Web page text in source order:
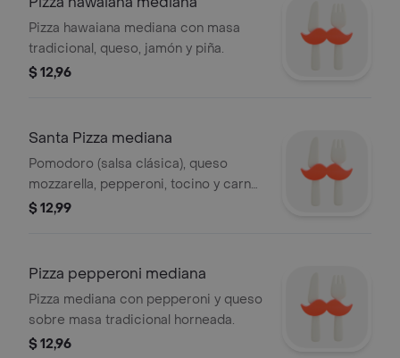
Pizza hawaiana mediana con masa
tradicional, queso, jamón y piña.
$ 12,96
Santa Pizza mediana
Pomodoro (salsa clásica), queso
mozzarella, pepperoni, tocino y carne
molida (res).
$ 12,99
Pizza pepperoni mediana
Pizza mediana con pepperoni y queso
sobre masa tradicional horneada.
$ 12,96